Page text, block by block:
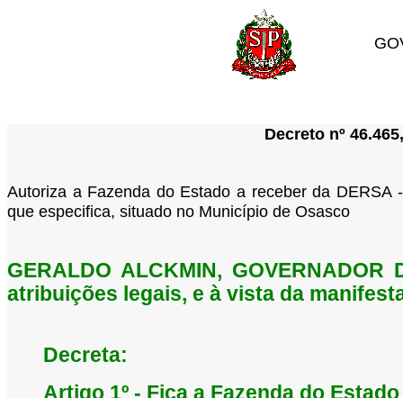
Decreto nº
Autoriza a Fazenda do Estado a receber da
que especifica, situado no Município de Osasco
GERALDO ALCKMIN,
atribuições legais, e à vista da
Decreta:
Artigo 1º - Fica a Fazenda do